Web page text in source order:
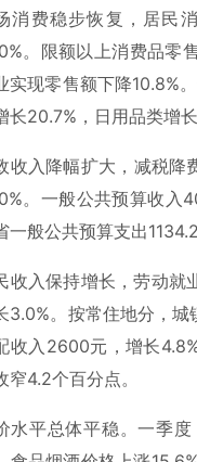
消费稳步恢复，居民
。限额以上消费品零
实现零售额下降10.8%
长20.7%，日用品类增
收入降幅扩大，减税降
。一般公共预算收入
一般公共预算支出
收入保持增长，劳动就
3.0%。按常住地分，
收入2600元，增长
窄4.2个百分点。
水平总体平稳。一季